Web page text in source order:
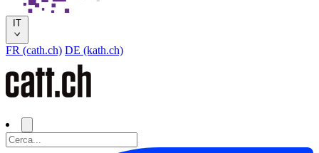
IT
FR (cath.ch) DE (kath.ch)